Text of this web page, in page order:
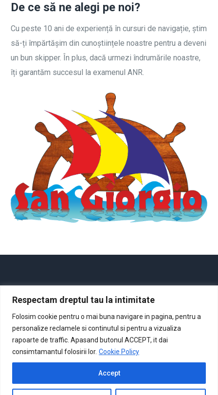
Respectam dreptul tau la intimitate
Folosim cookie pentru o mai buna navigare in pagina, pentru a
personalize reclamele si continutul si pentru a vizualiza
rapoarte de traffic. Apasand butonul ACCEPT, it dai
consimtamantul folosirii lor. Cookie Policy
Accept
De ce să ne alegi pe noi?
Cu peste 10 ani de experiență în cursuri de navigație, știm
să-ți împărtășim din cunoștiințele noastre pentru a deveni
un bun skipper. În plus, dacă urmezi îndrumările noastre,
îți garantăm succesul la examenul ANR.
Acasă Despre noi
Cursuri
Noutăţi
Contact